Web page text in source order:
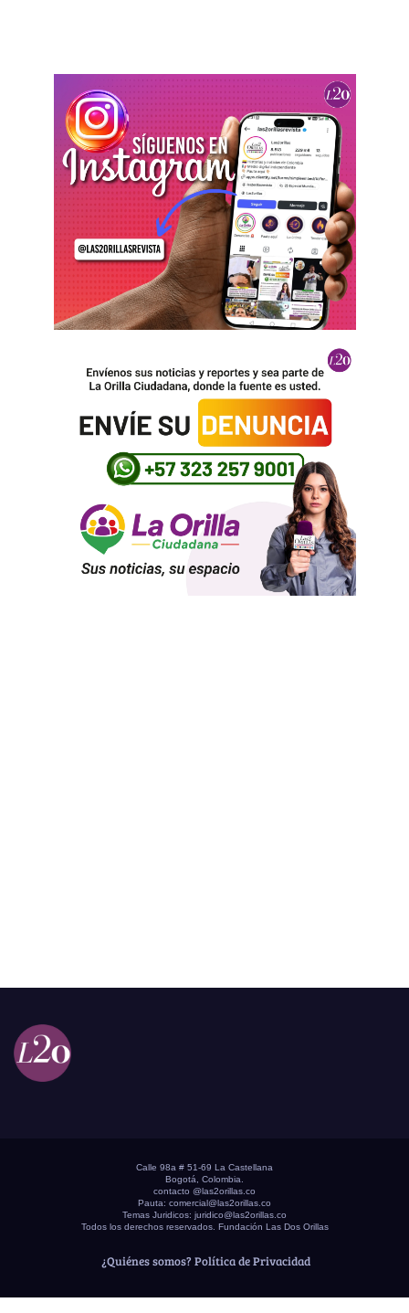
Calle 98a # 51-69 La Castellana
Bogotá, Colombia.
contacto @las2orillas.co
Pauta: comercial@las2orillas.co
Temas Juridicos: juridico@las2orillas.co
Todos los derechos reservados. Fundación Las Dos Orillas
¿Quiénes somos? Política de Privacidad